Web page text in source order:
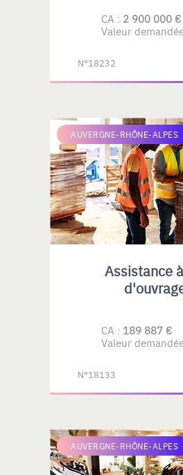
CA : 2 900 000 €
Valeur
N°18232
AUVERGNE-RHÔNE-ALPES
Assistance
CA : 189 887 €
Valeur
N°18133
AUVERGNE-RHÔNE-ALPES